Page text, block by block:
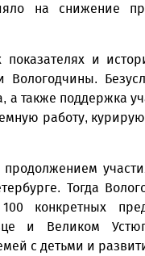
на снижение
и
Вологодчины.
а также поддержка
работу,
Тогда
конкретных
и Великом
с детьми и